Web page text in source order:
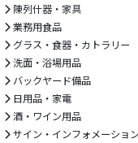
陳列什器・家具
業務用食品
グラス・食器・カトラリー
洗面・浴場用品
バックヤード備品
日用品・家電
酒・ワイン用品
サイン・インフォメーション